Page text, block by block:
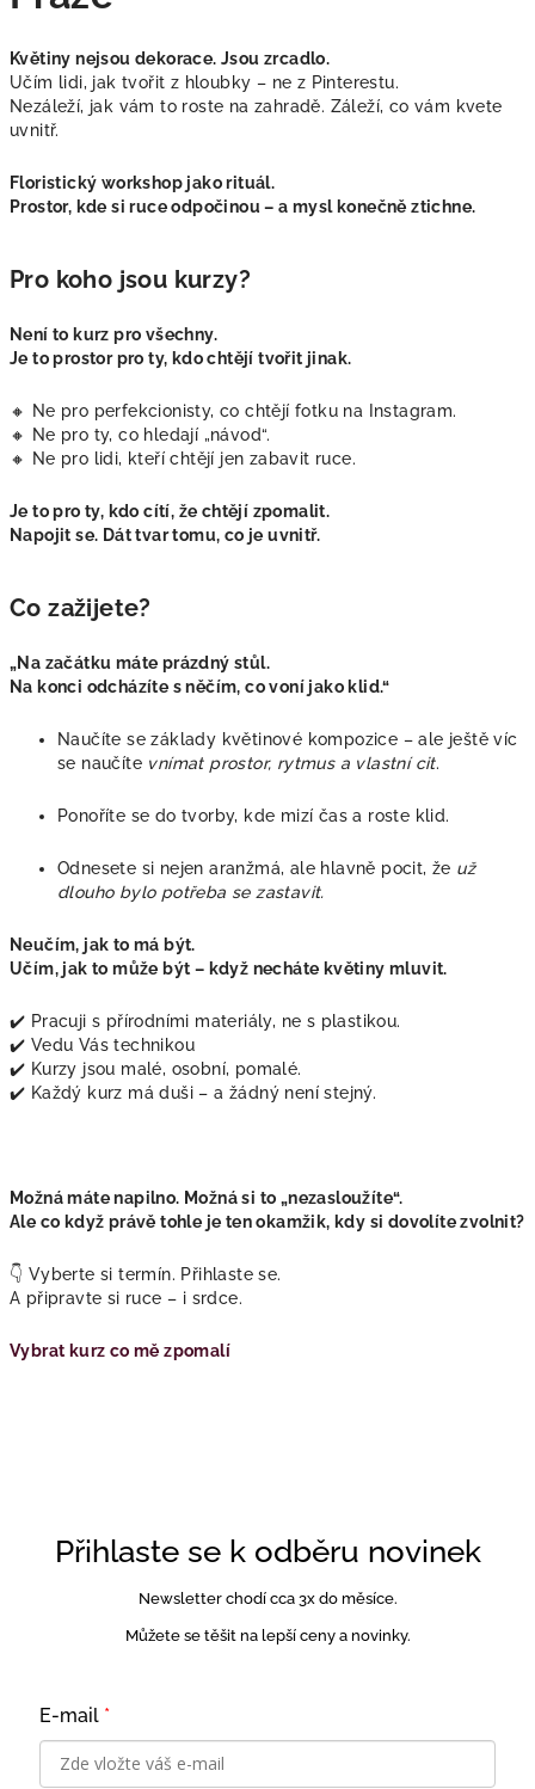
Květiny nejsou dekorace. Jsou zrcadlo.
Učím lidi, jak tvořit z hloubky – ne z Pinterestu.
Nezáleží, jak vám to roste na zahradě. Záleží, co vám kvete
uvnitř.
Floristický workshop jako rituál.
Prostor, kde si ruce odpočinou – a mysl konečně ztichne.
Pro koho jsou kurzy?
Není to kurz pro všechny.
Je to prostor pro ty, kdo chtějí tvořit jinak.
🔸 Ne pro perfekcionisty, co chtějí fotku na Instagram.
🔸 Ne pro ty, co hledají „návod“.
🔸 Ne pro lidi, kteří chtějí jen zabavit ruce.
Je to pro ty, kdo cítí, že chtějí zpomalit.
Napojit se. Dát tvar tomu, co je uvnitř.
Co zažijete?
„Na začátku máte prázdný stůl.
Na konci odcházíte s něčím, co voní jako klid.“
Naučíte se základy květinové kompozice – ale ještě víc
se naučíte vnímat prostor, rytmus a vlastní cit.
Ponoříte se do tvorby, kde mizí čas a roste klid.
Odnesete si nejen aranžmá, ale hlavně pocit, že už
dlouho bylo potřeba se zastavit.
Neučím, jak to má být.
Učím, jak to může být – když necháte květiny mluvit.
✔️ Pracuji s přírodními materiály, ne s plastikou.
✔️ Vedu Vás technikou
✔️ Kurzy jsou malé, osobní, pomalé.
✔️ Každý kurz má duši – a žádný není stejný.
Možná máte napilno. Možná si to „nezasloužíte“.
Ale co když právě tohle je ten okamžik, kdy si dovolíte zvolnit?
👇 Vyberte si termín. Přihlaste se.
A připravte si ruce – i srdce.
Vybrat kurz co mě zpomalí
Přihlaste se k odběru novinek
Newsletter chodí cca 3x do měsíce.
Můžete se těšit na lepší ceny a novinky.
E-mail *